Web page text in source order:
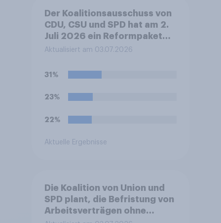
Der Koalitionsausschuss von
CDU, CSU und SPD hat am 2.
Juli 2026 ein Reformpaket
vorgestellt. Dieses umfasst
bei Steuern, Rente,
Gesundheit und Pflege sowie
zum Bürokratieabbau.
erwarten Sie insgesamt von
Zukunft Deutschlands?
Aktualisiert am 03.07.2026
31%
23%
22%
Aktuelle Ergebnisse
Die Koalition von Union und
SPD plant, die Befristung von
Arbeitsverträgen ohne